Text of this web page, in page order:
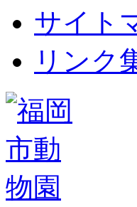
サイト
リンク